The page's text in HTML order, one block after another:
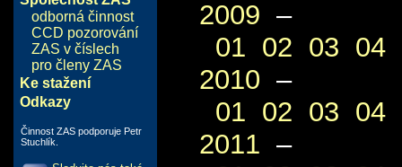
odborná činnost
CCD pozorování
ZAS v číslech
pro členy ZAS
Ke stažení
Odkazy
Činnost ZAS podporuje Petr
Stuchlík.
2009 –
01 02 03 04
2010 –
01 02 03 04
2011 –